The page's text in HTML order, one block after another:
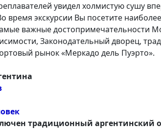
увидел холмистую сушу
время экскурсии Вы посетите
важные достопримечательности
Законодательный дворец,
рынок «Меркадо дель Пуэрто».
традиционный аргентинский